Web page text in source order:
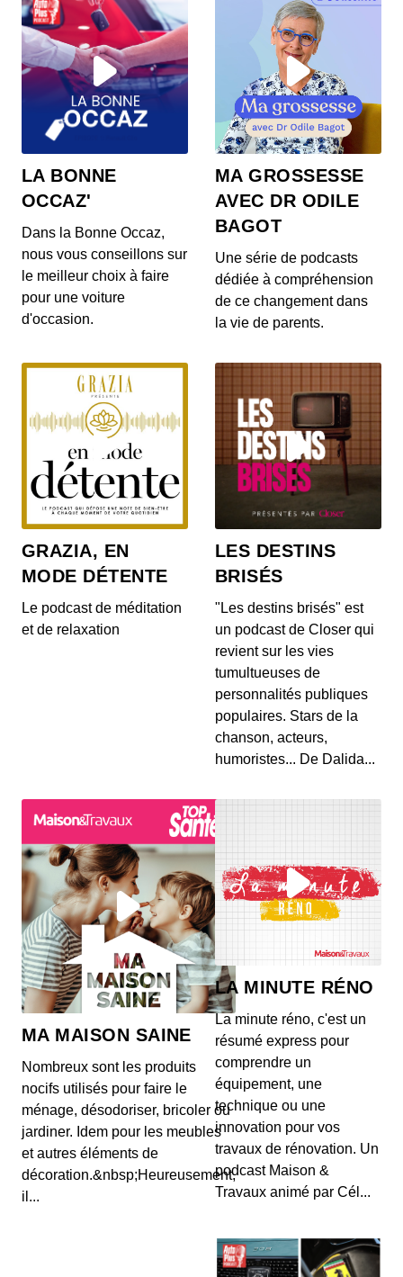
LA BONNE
OCCAZ'
Dans la Bonne Occaz,
nous vous conseillons sur
le meilleur choix à faire
pour une voiture
d'occasion.
MA GROSSESSE
AVEC DR ODILE
BAGOT
Une série de podcasts
dédiée à compréhension
de ce changement dans
la vie de parents.
GRAZIA, EN
MODE DÉTENTE
Le podcast de méditation
et de relaxation
LES DESTINS
BRISÉS
"Les destins brisés" est
un podcast de Closer qui
revient sur les vies
tumultueuses de
personnalités publiques
populaires. Stars de la
chanson, acteurs,
humoristes... De Dalida...
MA MAISON SAINE
Nombreux sont les produits
nocifs utilisés pour faire le
ménage, désodoriser, bricoler ou
jardiner. Idem pour les meubles
et autres éléments de
décoration.&nbsp;Heureusement,
il...
LA MINUTE RÉNO
La minute réno, c'est un
résumé express pour
comprendre un
équipement, une
technique ou une
innovation pour vos
travaux de rénovation. Un
podcast Maison &
Travaux animé par Cél...